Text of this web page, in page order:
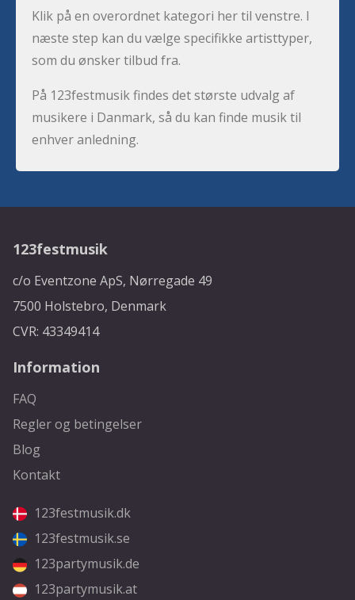
Klik på en overordnet kategori her til venstre. I
næste step kan du vælge specifikke artisttyper,
som du ønsker tilbud fra.
På 123festmusik findes det største udvalg af
musikere i Danmark, så du kan finde musik til
enhver anledning.
123festmusik
c/o Eventzone ApS, Nørregade 49
7500 Holstebro, Denmark
CVR: 43349414
Information
FAQ
Regler og betingelser
Blog
Kontakt
123festmusik.dk
123festmusik.se
123partymusik.de
123partymusik.at